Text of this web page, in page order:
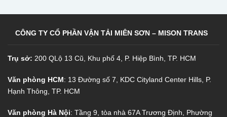
CÔNG TY CỔ PHẦN VẬN TẢI MIÊN SƠN – MISON TRANS
Trụ sở: 200 QLộ 13 Cũ, Khu phố 4, P. Hiệp Bình, TP. HCM
Văn phòng HCM: 13 Đường số 7, KDC Cityland Center Hills, P.
Hạnh Thông, TP. HCM
Văn phòng Hà Nội: Tầng 9, tòa nhà 67A Trương Định, Phường